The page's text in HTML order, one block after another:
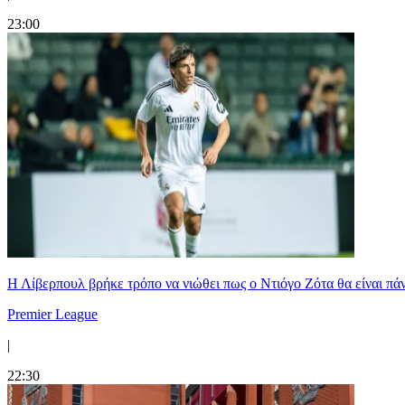
23:00
Η Λίβερπουλ βρήκε τρόπο να νιώθει πως ο Ντιόγο Ζότα θα είναι
Premier League
|
22:30